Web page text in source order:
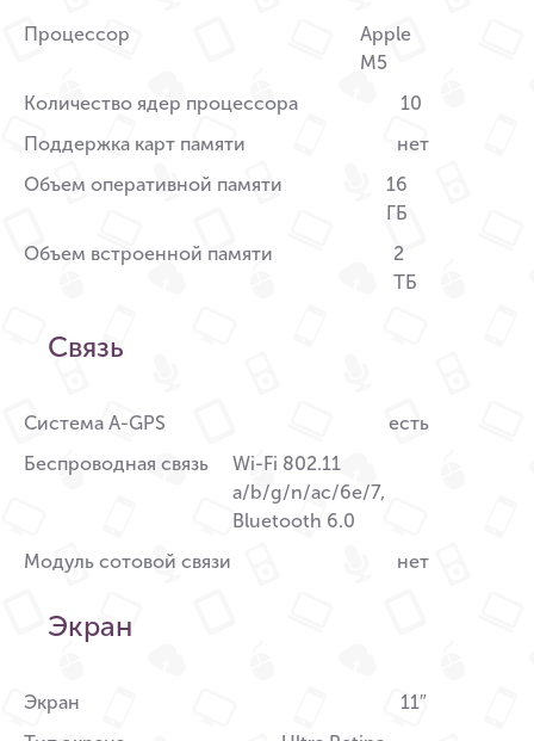
Процессор
Apple
M5
Количество ядер процессора
10
Поддержка карт памяти
нет
Объем оперативной памяти
16
ГБ
Объем встроенной памяти
2
ТБ
Связь
Система A-GPS
есть
Беспроводная связь
Wi-Fi 802.11
a/b/g/n/ac/6e/7,
Bluetooth 6.0
Модуль сотовой связи
нет
Экран
Экран
11″